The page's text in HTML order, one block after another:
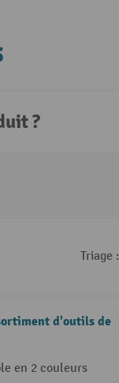
?
Triage :
d'outils de
en 2 couleurs